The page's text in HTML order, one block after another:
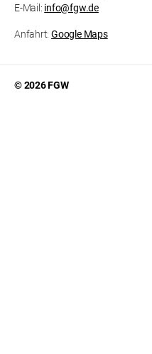
E-Mail: info@fgw.de
Anfahrt:Google Maps
© 2026 FGW